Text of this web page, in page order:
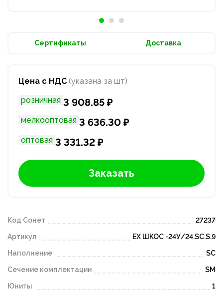
Сертификаты Доставка
Цена с НДС (указана за шт)
розничная 3 908.85 ₽
мелкооптовая 3 636.30 ₽
оптовая 3 331.32 ₽
Заказать
Код Сонет 27237
Артикул ЕХ ШКОС -24У/24.SC.S.9
Наполнение SC
Сечение комплектации SM
Юниты 1